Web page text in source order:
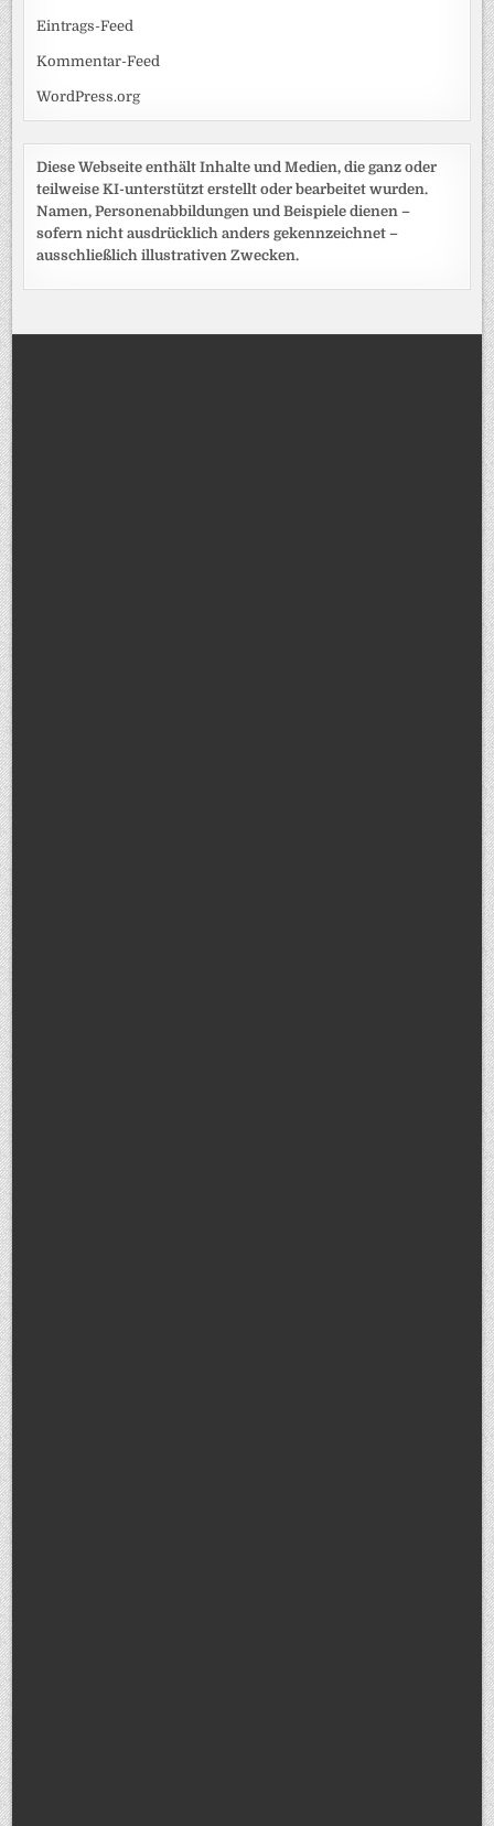
Eintrags-Feed
Kommentar-Feed
WordPress.org
Diese Webseite enthält Inhalte und Medien, die ganz oder
teilweise KI-unterstützt erstellt oder bearbeitet wurden.
Namen, Personenabbildungen und Beispiele dienen –
sofern nicht ausdrücklich anders gekennzeichnet –
ausschließlich illustrativen Zwecken.